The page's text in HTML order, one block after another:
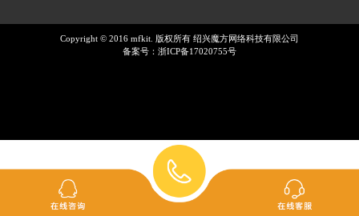
Copyright © 2016 mfkit. 版权所有 绍兴魔方网络科技有限公司
备案号： 浙ICP备17020755号